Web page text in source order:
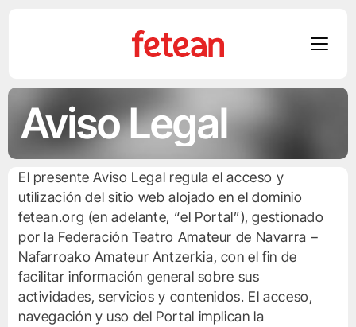
Skip
content
Aviso Legal
El presente Aviso Legal regula el acceso y
utilización del sitio web alojado en el dominio
fetean.org (en adelante, “el Portal”), gestionado
por la Federación Teatro Amateur de Navarra –
Nafarroako Amateur Antzerkia, con el fin de
facilitar información general sobre sus
actividades, servicios y contenidos. El acceso,
navegación y uso del Portal implican la